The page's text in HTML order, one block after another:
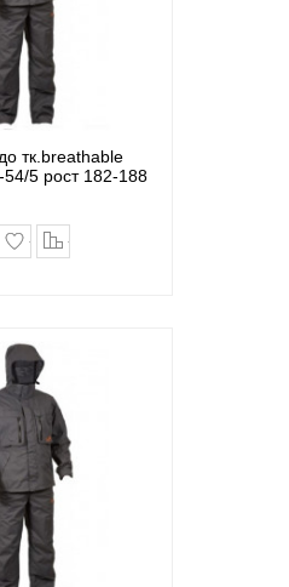
тк.breathable
5 рост 182-188
в закладки